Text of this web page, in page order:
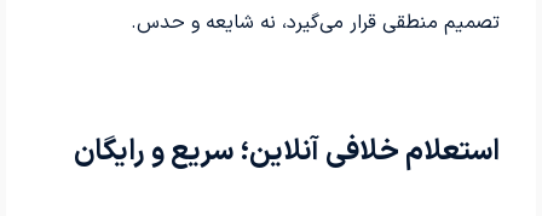
تصمیم منطقی قرار می‌گیرد، نه شایعه و حدس.
استعلام خلافی آنلاین؛ سریع و رایگان